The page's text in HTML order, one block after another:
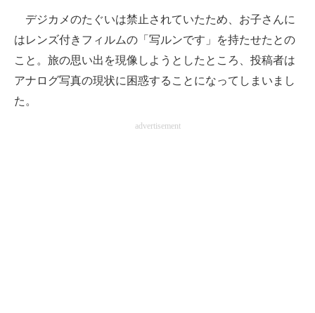
デジカメのたぐいは禁止されていたため、お子さんに
はレンズ付きフィルムの「写ルンです」を持たせたとの
こと。旅の思い出を現像しようとしたところ、投稿者は
アナログ写真の現状に困惑することになってしまいまし
た。
advertisement